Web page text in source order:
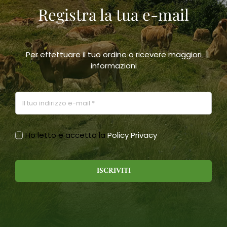
scelte
nella
pagina
del
prodotto
Registra la tua e-mail
Per effettuare il tuo ordine o ricevere maggiori
informazioni
Ho letto e accetto laPolicy Privacy
ISCRIVITI